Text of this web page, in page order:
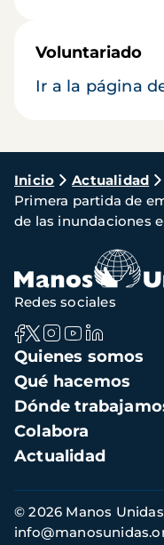
Voluntariado
Ir a la página
Ruta
de
navegación
Inicio Actualidad
Primera partida de
de las inundaciones
Navegación
principal
Quienes somos
Qué hacemos
Dónde
Colabora
Actualidad
Redes sociales
Información
de
© 2026 Manos Unidas